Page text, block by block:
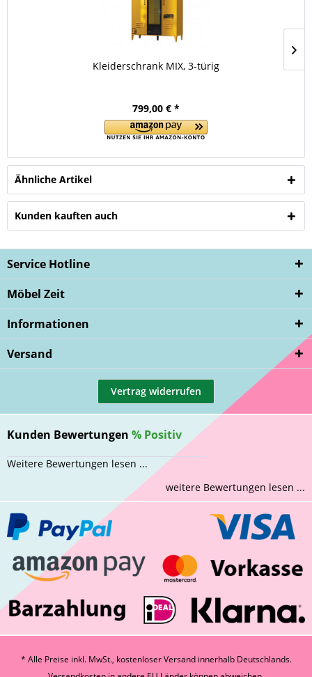
Kleiderschrank MIX, 3-türig
799,00 € *
Ähnliche Artikel
Kunden kauften auch
Service Hotline
Möbel Zeit
Informationen
Versand
Vertrag widerrufen
Kunden Bewertungen % Positiv
Weitere Bewertungen lesen ...
weitere Bewertungen lesen ...
* Alle Preise inkl. MwSt., kostenloser Versand innerhalb Deutschlands.